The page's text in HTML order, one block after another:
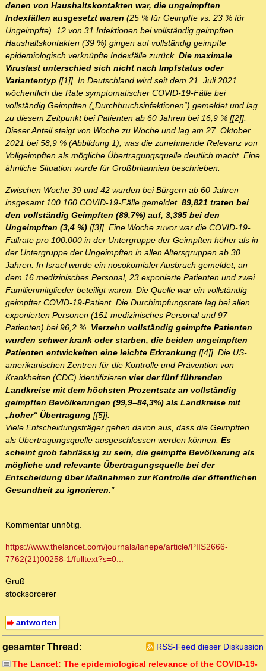
denen von Haushaltskontakten war, die ungeimpften
Indexfällen ausgesetzt waren (25 % für Geimpfte vs. 23 % für
Ungeimpfte). 12 von 31 Infektionen bei vollständig geimpften
Haushaltskontakten (39 %) gingen auf vollständig geimpfte
epidemiologisch verknüpfte Indexfälle zurück. Die maximale
Viruslast unterschied sich nicht nach Impfstatus oder
Variantentyp [[1]]. In Deutschland wird seit dem 21. Juli 2021
wöchentlich die Rate symptomatischer COVID-19-Fälle bei
vollständig Geimpften („Durchbruchsinfektionen“) gemeldet und lag
zu diesem Zeitpunkt bei Patienten ab 60 Jahren bei 16,9 % [[2]].
Dieser Anteil steigt von Woche zu Woche und lag am 27. Oktober
2021 bei 58,9 % (Abbildung 1), was die zunehmende Relevanz von
Vollgeimpften als mögliche Übertragungsquelle deutlich macht. Eine
ähnliche Situation wurde für Großbritannien beschrieben.
Zwischen Woche 39 und 42 wurden bei Bürgern ab 60 Jahren
insgesamt 100.160 COVID-19-Fälle gemeldet. 89,821 traten bei
den vollständig Geimpften (89,7%) auf, 3,395 bei den
Ungeimpften (3,4 %) [[3]]. Eine Woche zuvor war die COVID-19-
Fallrate pro 100.000 in der Untergruppe der Geimpften höher als in
der Untergruppe der Ungeimpften in allen Altersgruppen ab 30
Jahren. In Israel wurde ein nosokomialer Ausbruch gemeldet, an
dem 16 medizinisches Personal, 23 exponierte Patienten und zwei
Familienmitglieder beteiligt waren. Die Quelle war ein vollständig
geimpfter COVID-19-Patient. Die Durchimpfungsrate lag bei allen
exponierten Personen (151 medizinisches Personal und 97
Patienten) bei 96,2 %. Vierzehn vollständig geimpfte Patienten
wurden schwer krank oder starben, die beiden ungeimpften
Patienten entwickelten eine leichte Erkrankung [[4]]. Die US-
amerikanischen Zentren für die Kontrolle und Prävention von
Krankheiten (CDC) identifizieren vier der fünf führenden
Landkreise mit dem höchsten Prozentsatz an vollständig
geimpften Bevölkerungen (99,9–84,3%) als Landkreise mit
„hoher“ Übertragung [[5]].
Viele Entscheidungsträger gehen davon aus, dass die Geimpften
als Übertragungsquelle ausgeschlossen werden können. Es
scheint grob fahrlässig zu sein, die geimpfte Bevölkerung als
mögliche und relevante Übertragungsquelle bei der
Entscheidung über Maßnahmen zur Kontrolle der öffentlichen
Gesundheit zu ignorieren."
Kommentar unnötig.
https://www.thelancet.com/journals/lanepe/article/PIIS2666-
7762(21)00258-1/fulltext?s=0...
Gruß
stocksorcerer
antworten
gesamter Thread:
RSS-Feed dieser Diskussion
The Lancet: The epidemiological relevance of the COVID-19-